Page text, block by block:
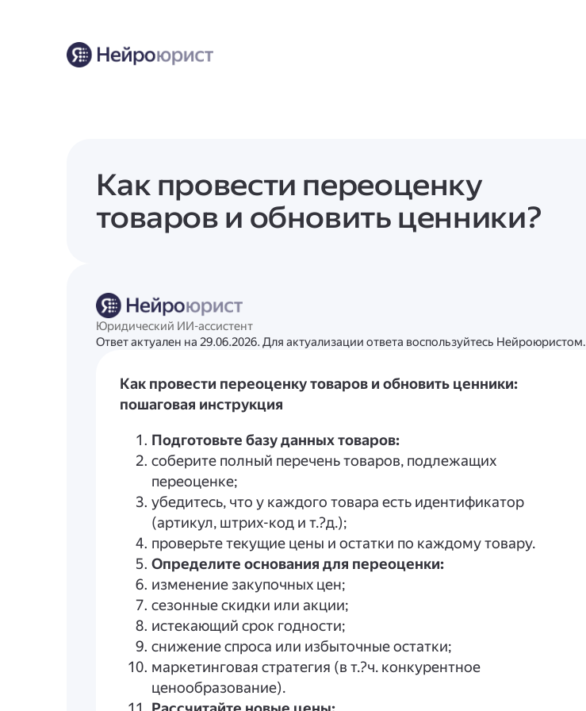
Как провести переоценку
товаров и обновить ценники?
Юридический ИИ-ассистент
Ответ актуален на 29.06.2026. Для актуализации ответа воспользуйтесь Нейроюристом.
Как провести переоценку товаров и обновить ценники:
пошаговая инструкция
Подготовьте базу данных товаров:
соберите полный перечень товаров, подлежащих
переоценке;
убедитесь, что у каждого товара есть идентификатор
(артикул, штрих-код и т.?д.);
проверьте текущие цены и остатки по каждому товару.
Определите основания для переоценки:
изменение закупочных цен;
сезонные скидки или акции;
истекающий срок годности;
снижение спроса или избыточные остатки;
маркетинговая стратегия (в т.?ч. конкурентное
ценообразование).